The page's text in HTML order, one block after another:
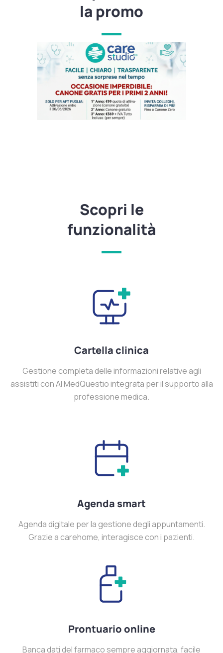
la promo
Scopri le
funzionalità
Cartella clinica
Gestione completa delle informazioni relative agli
assistiti con AI MedQuestio integrata per il supporto alla
professione medica.
Agenda smart
Agenda digitale per la gestione degli appuntamenti.
Grazie a carehome, interagisce con i pazienti.
Prontuario online
Banca dati del farmaco sempre aggiornata, facile